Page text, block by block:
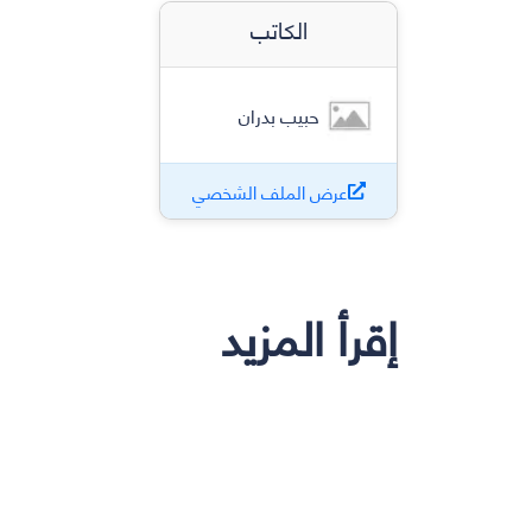
الكاتب
حبيب بدران
عرض الملف الشخصي
إقرأ المزيد